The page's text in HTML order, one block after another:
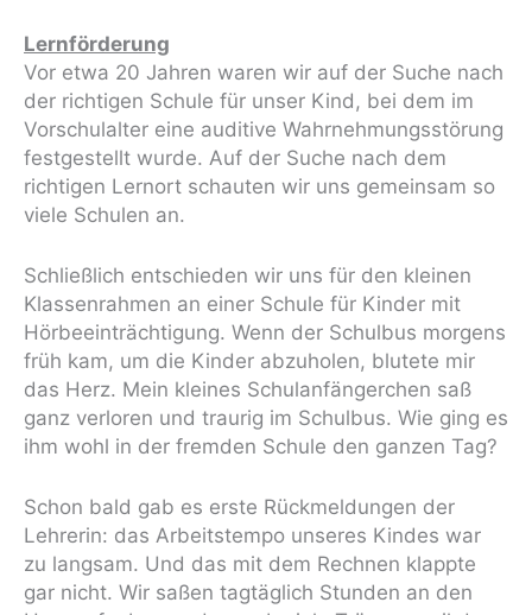
Lernförderung
Vor etwa 20 Jahren waren wir auf der Suche nach
der richtigen Schule für unser Kind, bei dem im
Vorschulalter eine auditive Wahrnehmungsstörung
festgestellt wurde. Auf der Suche nach dem
richtigen Lernort schauten wir uns gemeinsam so
viele Schulen an.
Schließlich entschieden wir uns für den kleinen
Klassenrahmen an einer Schule für Kinder mit
Hörbeeinträchtigung. Wenn der Schulbus morgens
früh kam, um die Kinder abzuholen, blutete mir
das Herz. Mein kleines Schulanfängerchen saß
ganz verloren und traurig im Schulbus. Wie ging es
ihm wohl in der fremden Schule den ganzen Tag?
Schon bald gab es erste Rückmeldungen der
Lehrerin: das Arbeitstempo unseres Kindes war
zu langsam. Und das mit dem Rechnen klappte
gar nicht. Wir saßen tagtäglich Stunden an den